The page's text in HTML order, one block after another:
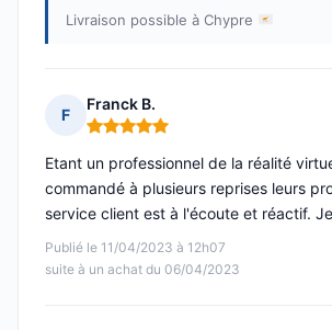
Livraison possible à Chypre
F
Franck B.
Note : 5 sur 5
Publié le 11/04/2023 à 12h07
suite à un achat du 06/04/2023
Etant un professionnel de la réalité
commandé à plusieurs reprises leurs
service client est à l'écoute et réactif.